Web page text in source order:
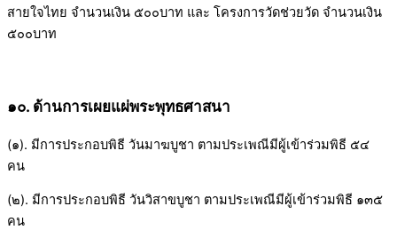
สายใจไทย จำนวนเงิน ๕๐๐บาท และ โครงการวัดช่วยวัด จำนวนเงิน
๕๐๐บาท
๑๐. ด้านการเผยแผ่พระพุทธศาสนา
(๑). มีการประกอบพิธี วันมาฆบูชา ตามประเพณีมีผู้เข้าร่วมพิธี ๕๔
คน
(๒). มีการประกอบพิธี วันวิสาขบูชา ตามประเพณีมีผู้เข้าร่วมพิธี ๑๓๕
คน